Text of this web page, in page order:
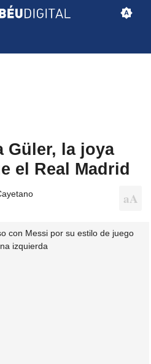
Güler, la joya
el Real Madrid
con Messi por su estilo de juego
izquierda